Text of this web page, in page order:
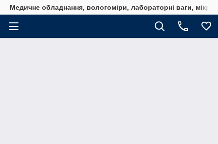
Медичне обладнання, вологоміри, лабораторні ваги,